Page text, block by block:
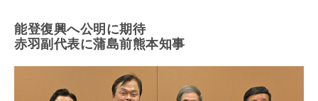
能登復興へ公明に期待
赤羽副代表に蒲島前熊本知事